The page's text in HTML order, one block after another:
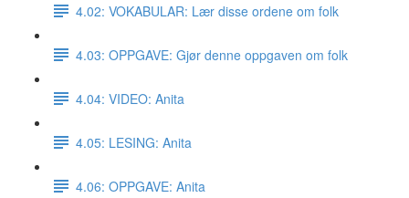
4.02: VOKABULAR: Lær disse ordene om folk
4.03: OPPGAVE: Gjør denne oppgaven om folk
4.04: VIDEO: Anita
4.05: LESING: Anita
4.06: OPPGAVE: Anita